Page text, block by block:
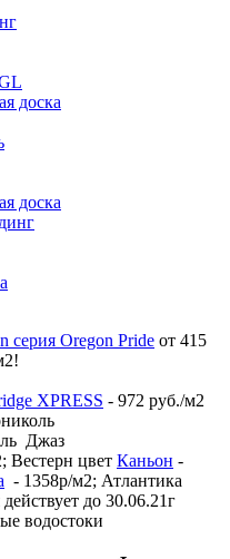
доска
доска
серия Oregon Pride от 415
XPRESS - 972 руб./м2
Джаз
Вестерн цвет Каньон -
- 1358р/м2; Атлантика
до 30.06.21г
водостоки